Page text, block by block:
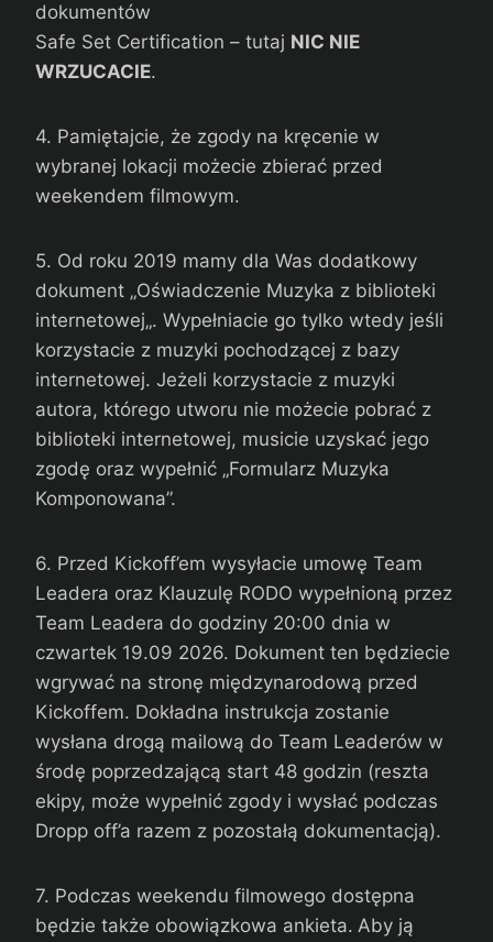
dokumentów
Safe Set Certification – tutaj NIC NIE
WRZUCACIE.
4. Pamiętajcie, że zgody na kręcenie w
wybranej lokacji możecie zbierać przed
weekendem filmowym.
5. Od roku 2019 mamy dla Was dodatkowy
dokument „Oświadczenie Muzyka z biblioteki
internetowej„. Wypełniacie go tylko wtedy jeśli
korzystacie z muzyki pochodzącej z bazy
internetowej. Jeżeli korzystacie z muzyki
autora, którego utworu nie możecie pobrać z
biblioteki internetowej, musicie uzyskać jego
zgodę oraz wypełnić „Formularz Muzyka
Komponowana”.
6. Przed Kickoff’em wysyłacie umowę Team
Leadera oraz Klauzulę RODO wypełnioną przez
Team Leadera do godziny 20:00 dnia w
czwartek 19.09 2026. Dokument ten będziecie
wgrywać na stronę międzynarodową przed
Kickoffem. Dokładna instrukcja zostanie
wysłana drogą mailową do Team Leaderów w
środę poprzedzającą start 48 godzin (reszta
ekipy, może wypełnić zgody i wysłać podczas
Dropp off’a razem z pozostałą dokumentacją).
7. Podczas weekendu filmowego dostępna
będzie także obowiązkowa ankieta. Aby ją